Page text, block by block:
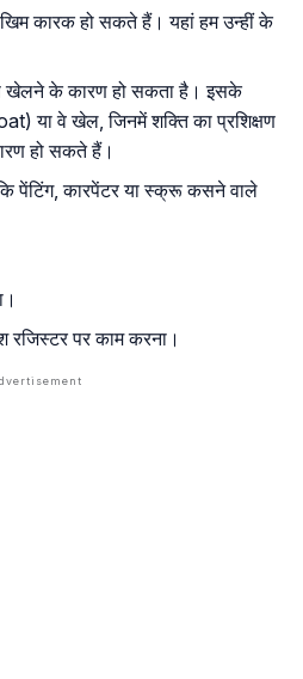
कारक हो सकते हैं। यहां हम उन्हीं के
खेलने के कारण हो सकता है। इसके
या वे खेल, जिनमें शक्ति का प्रशिक्षण
हो सकते हैं।
पेंटिंग, कारपेंटर या स्क्रू कसने वाले
रजिस्टर पर काम करना।